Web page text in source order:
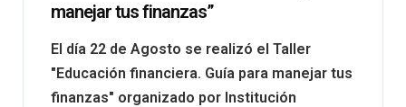
manejar tus finanzas”
El día 22 de Agosto se realizó el Taller
"Educación financiera. Guía para manejar tus
finanzas" organizado por Institución